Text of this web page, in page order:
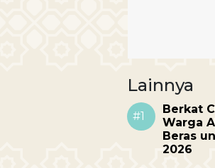
Lainnya
#1
Berkat
Warga
Beras
2026